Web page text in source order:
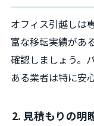
オフィス引越しは
富な移転実績があ
確認しましょう。
ある業者は特に安
2. 見積もりの明